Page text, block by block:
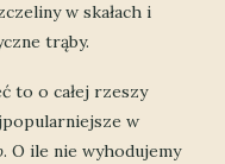
w skałach i
trąby.
to o całej rzeszy
w
. O ile nie wyhodujemy